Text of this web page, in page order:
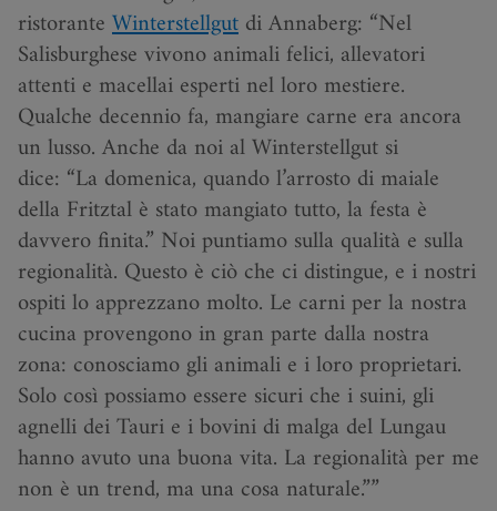
ristoranteWinterstellgutdi Annaberg: “Nel
Salisburghese vivono animali felici, allevatori
attenti e macellai esperti nel loro mestiere.
Qualche decennio fa, mangiare carne era ancora
un lusso. Anche da noi al Winterstellgut si
dice: “La domenica, quando l’arrosto di maiale
della Fritztal è stato mangiato tutto, la festa è
davvero finita.” Noi puntiamo sulla qualità e sulla
regionalità. Questo è ciò che ci distingue, e i nostri
ospiti lo apprezzano molto. Le carni per la nostra
cucina provengono in gran parte dalla nostra
zona: conosciamo gli animali e i loro proprietari.
Solo così possiamo essere sicuri che i suini, gli
agnelli dei Tauri e i bovini di malga del Lungau
hanno avuto una buona vita. La regionalità per me
non è un trend, ma una cosa naturale.”